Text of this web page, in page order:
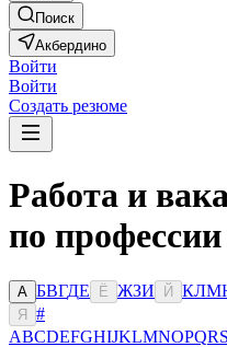
Поиск
Акбердино
Войти
Войти
Создать резюме
Работа и
по
А БВГДЕ Ё ЖЗИ Й КЛМ
Я
#
ABCDEFGHIJKLMNOPQRS